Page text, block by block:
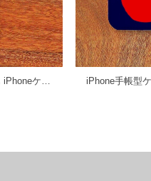
きみたろちゃん×ことりちゃん 桜文鳥 iPhoneケース【各機種対応】 iPhone手帳型